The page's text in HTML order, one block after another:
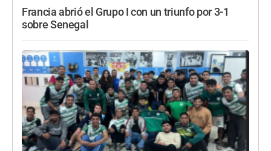
Francia abrió el Grupo I con un triunfo por 3-1
sobre Senegal